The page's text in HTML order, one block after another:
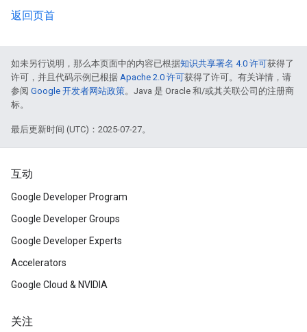
返回页首
如未另行说明，那么本页面中的内容已根据知识共享署名 4.0 许可获得了
许可，并且代码示例已根据 Apache 2.0 许可获得了许可。有关详情，请
参阅 Google 开发者网站政策。Java 是 Oracle 和/或其关联公司的注册商
标。
最后更新时间 (UTC)：2025-07-27。
互动
Google Developer Program
Google Developer Groups
Google Developer Experts
Accelerators
Google Cloud & NVIDIA
关注